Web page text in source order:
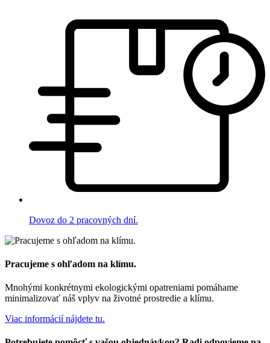
Dovoz do 2 pracovných dní.
Pracujeme s ohľadom na klímu.
Mnohými konkrétnymi ekologickými opatreniami pomáhame
minimalizovať náš vplyv na životné prostredie a klímu.
Viac informácií nájdete tu.